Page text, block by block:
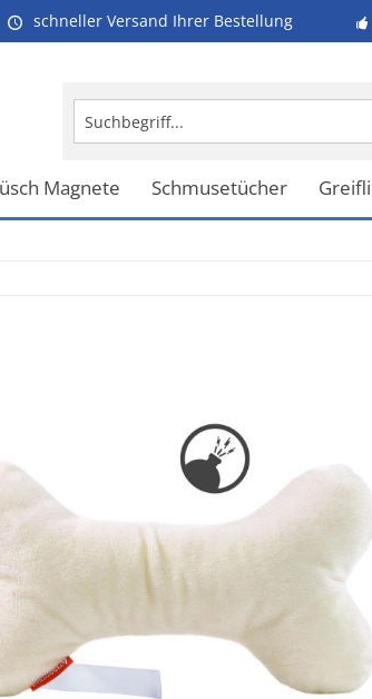
schneller Versand Ihrer Bestellung
Magnete Schmusetücher